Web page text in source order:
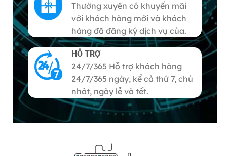
Thường xuyên có khuyến mãi
với khách hàng mới và khách
hàng đã đăng ký dịch vụ của.
HỖ TRỢ
24/7/365 Hỗ trợ khách hàng
24/7/365 ngày, kể cả thứ 7, chủ
nhât, ngày lễ và tết.